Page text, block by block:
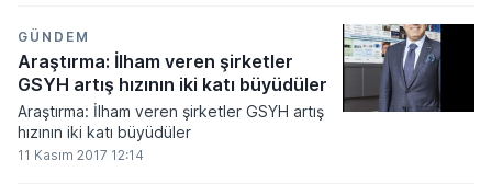
GÜNDEM
Araştırma: İlham veren şirketler
GSYH artış hızının iki katı büyüdüler
Araştırma: İlham veren şirketler GSYH artış
hızının iki katı büyüdüler
11 Kasım 2017 12:14